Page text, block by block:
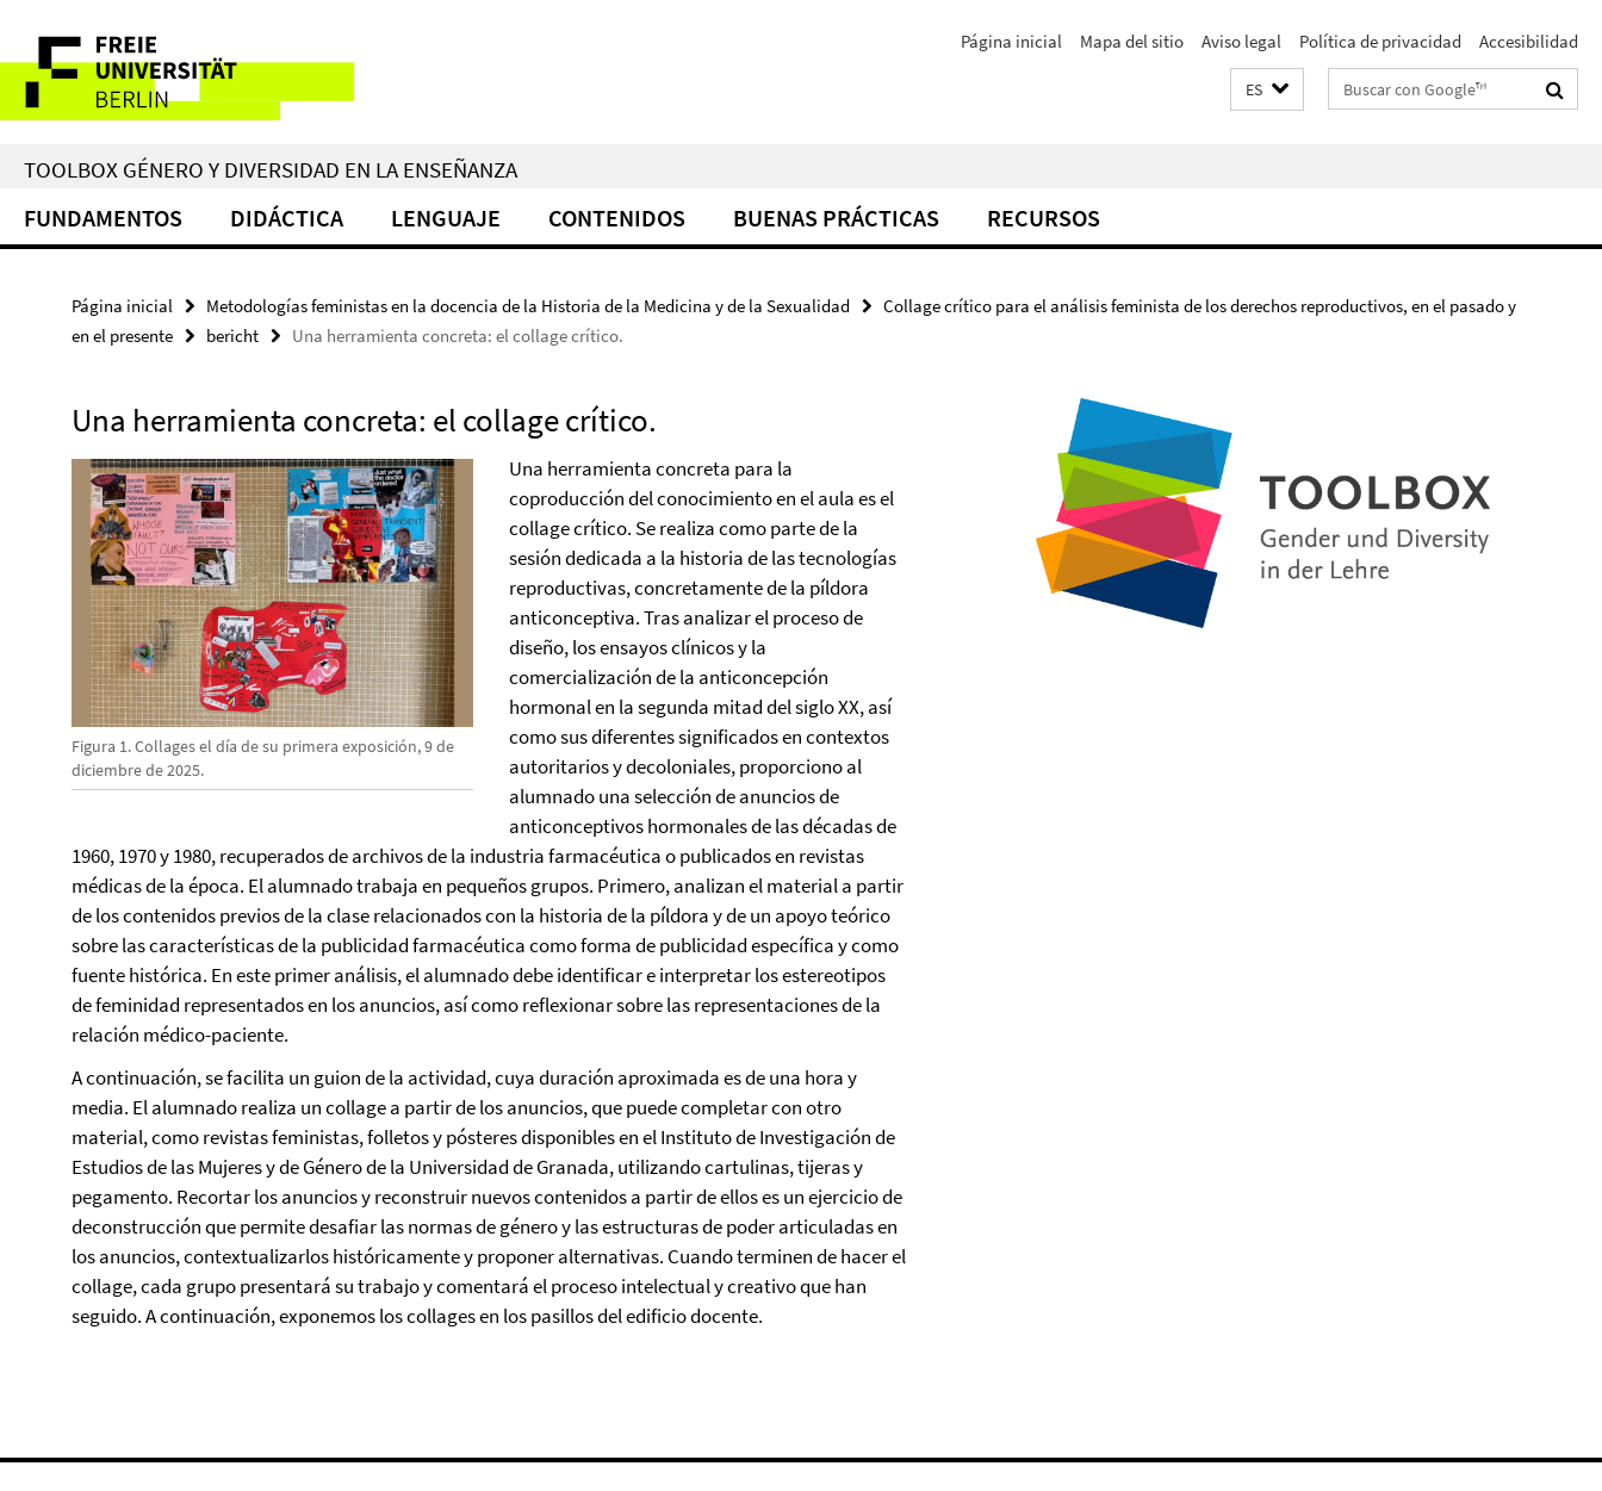
direkt
Inhalt
Herramientas
de
navegación
Página inicial Mapa del sitio Aviso legal Política de privacidad Accesibilidad
ES Suchbegriffe
TOOLBOX GÉNERO Y DIVERSIDAD EN LA ENSEÑANZA
FUNDAMENTOS DIDÁCTICA LENGUAJE CONTENIDOS BUENAS PRÁCTICAS RECURSOS
Página inicial Metodologías feministas en la docencia de la Historia de la Medicina y de la Sexualidad
Collage crítico para el análisis feminista de los derechos reproductivos, en el pasado y
en el presente
bericht Una herramienta concreta: el collage crítico.
Una herramienta concreta: el collage crítico.
Figura 1. Collages el día de su primera exposición, 9 de
diciembre de 2025.
Una herramienta concreta para la
coproducción del conocimiento en el aula es el
collage crítico. Se realiza como parte de la
sesión dedicada a la historia de las tecnologías
reproductivas, concretamente de la píldora
anticonceptiva. Tras analizar el proceso de
diseño, los ensayos clínicos y la
comercialización de la anticoncepción
hormonal en la segunda mitad del siglo XX, así
como sus diferentes significados en contextos
autoritarios y decoloniales, proporciono al
alumnado una selección de anuncios de
anticonceptivos hormonales de las décadas de
1960, 1970 y 1980, recuperados de archivos de la industria farmacéutica o publicados en revistas
médicas de la época. El alumnado trabaja en pequeños grupos. Primero, analizan el material a partir
de los contenidos previos de la clase relacionados con la historia de la píldora y de un apoyo teórico
sobre las características de la publicidad farmacéutica como forma de publicidad específica y como
fuente histórica. En este primer análisis, el alumnado debe identificar e interpretar los estereotipos
de feminidad representados en los anuncios, así como reflexionar sobre las representaciones de la
relación médico-paciente.
A continuación, se facilita un guion de la actividad, cuya duración aproximada es de una hora y
media. El alumnado realiza un collage a partir de los anuncios, que puede completar con otro
material, como revistas feministas, folletos y pósteres disponibles en el Instituto de Investigación de
Estudios de las Mujeres y de Género de la Universidad de Granada, utilizando cartulinas, tijeras y
pegamento. Recortar los anuncios y reconstruir nuevos contenidos a partir de ellos es un ejercicio de
deconstrucción que permite desafiar las normas de género y las estructuras de poder articuladas en
los anuncios, contextualizarlos históricamente y proponer alternativas. Cuando terminen de hacer el
collage, cada grupo presentará su trabajo y comentará el proceso intelectual y creativo que han
seguido. A continuación, exponemos los collages en los pasillos del edificio docente.